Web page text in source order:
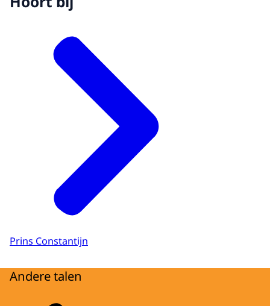
Prins Constantijn
Andere talen